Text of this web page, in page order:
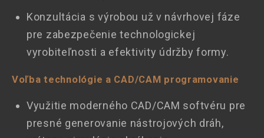
Konzultácia s výrobou už v návrhovej fáze
pre zabezpečenie technologickej
vyrobiteľnosti a efektivity údržby formy.
Voľba technológie a CAD/CAM programovanie
Využitie moderného CAD/CAM softvéru pre
presné generovanie nástrojových dráh,